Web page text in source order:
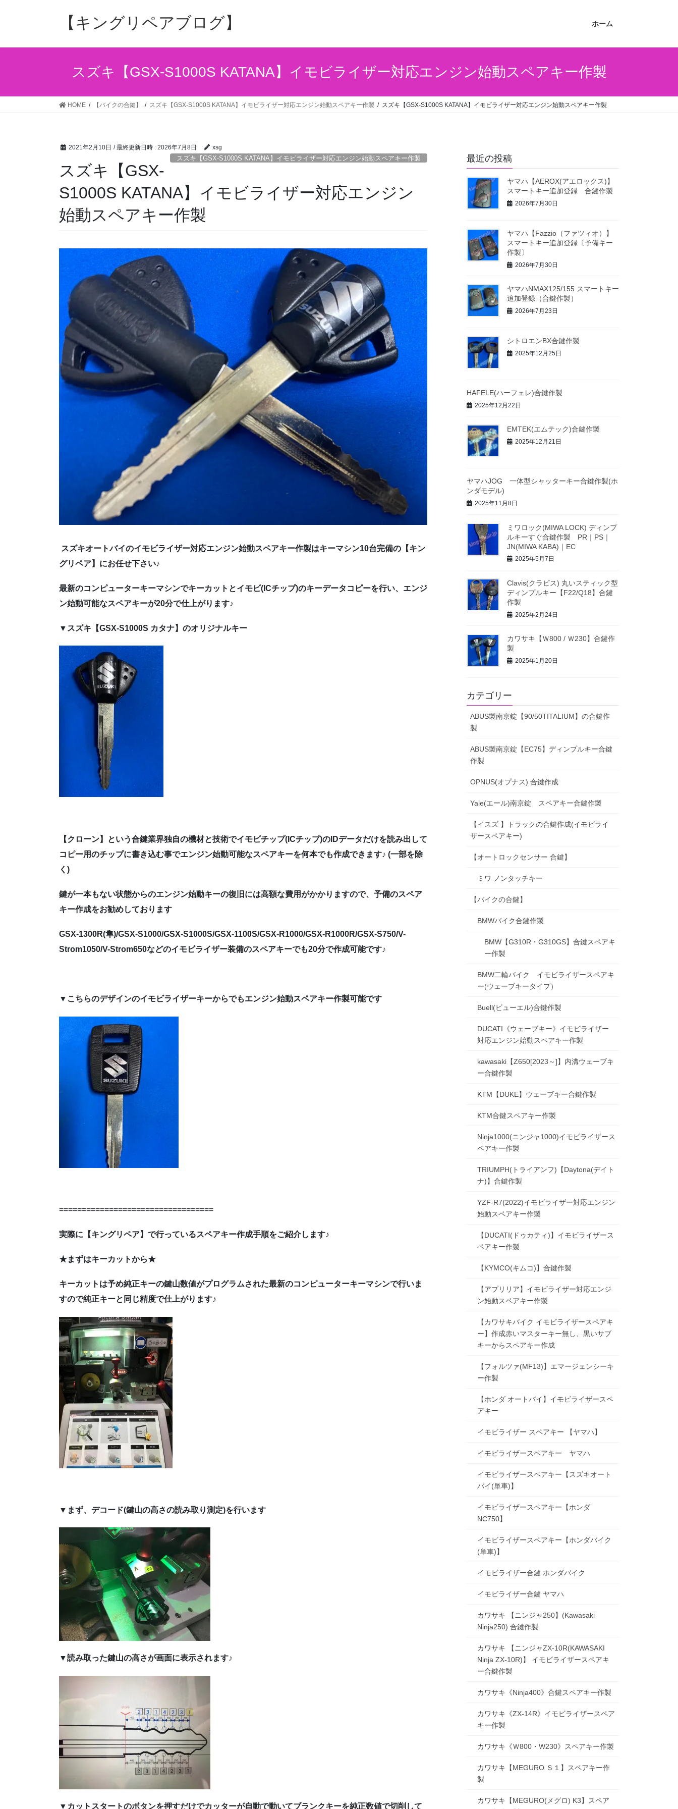
【キングリペアブログ】 ホーム
スズキ【GSX-S1000S KATANA】イモビライザー対応エンジン始動スペアキー作製
HOME 【バイクの合鍵】 スズキ【GSX-S1000S KATANA】イモビライザー対応エンジン始動スペアキー作製 スズキ【GSX-S1000S KATANA】イモビライザー対応エンジン始動スペアキー作製
2021年2月10日 / 最終更新日時 : 2026年7月8日 xsg
スズキ【GSX-S1000S KATANA】イモビライザー対応エンジン始動スペアキー作製
スズキ【GSX-
S1000S KATANA】イモビライザー対応エンジン
始動スペアキー作製
スズキオートバイのイモビライザー対応エンジン始動スペアキー作製はキーマシン10台完備の【キン
グリペア】にお任せ下さい♪
最新のコンピューターキーマシンでキーカットとイモビ(ICチップ)のキーデータコピーを行い、エンジ
ン始動可能なスペアキーが20分で仕上がります♪
▼スズキ【GSX-S1000S カタナ】のオリジナルキー
【クローン】という合鍵業界独自の機材と技術でイモビチップ(ICチップ)のIDデータだけを読み出して
コピー用のチップに書き込む事でエンジン始動可能なスペアキーを何本でも作成できます♪ (一部を除
く)
鍵が一本もない状態からのエンジン始動キーの復旧には高額な費用がかかりますので、予備のスペア
キー作成をお勧めしております
GSX-1300R(隼)/GSX-S1000/GSX-S1000S/GSX-1100S/GSX-R1000/GSX-R1000R/GSX-S750/V-
Strom1050/V-Strom650などのイモビライザー装備のスペアキーでも20分で作成可能です♪
▼こちらのデザインのイモビライザーキーからでもエンジン始動スペアキー作製可能です
==================================
実際に【キングリペア】で行っているスペアキー作成手順をご紹介します♪
★まずはキーカットから★
キーカットは予め純正キーの鍵山数値がプログラムされた最新のコンピューターキーマシンで行いま
すので純正キーと同じ精度で仕上がります♪
▼まず、デコード(鍵山の高さの読み取り測定)を行います
▼読み取った鍵山の高さが画面に表示されます♪
▼カットスタートのボタンを押すだけでカッターが自動で動いてブランクキーを純正数値で切削して
最近の投稿
ヤマハ【AEROX(アエロックス)】
スマートキー追加登録 合鍵作製
2026年7月30日
ヤマハ【Fazzio（ファツィオ）】
スマートキー追加登録〔予備キー
作製〕
2026年7月30日
ヤマハNMAX125/155 スマートキー
追加登録（合鍵作製）
2026年7月23日
シトロエンBX合鍵作製
2025年12月25日
HAFELE(ハーフェレ)合鍵作製
2025年12月22日
EMTEK(エムテック)合鍵作製
2025年12月21日
ヤマハJOG 一体型シャッターキー合鍵作製(ホ
ンダモデル)
2025年11月8日
ミワロック(MIWA LOCK) ディンプ
ルキーすぐ合鍵作製 PR｜PS｜
JN(MIWA KABA)｜EC
2025年5月7日
Clavis(クラビス) 丸いスティック型
ディンプルキー【F22/Q18】合鍵
作製
2025年2月24日
カワサキ【Ｗ800 / Ｗ230】合鍵作
製
2025年1月20日
カテゴリー
ABUS製南京錠【90/50TITALIUM】の合鍵作
製
ABUS製南京錠【EC75】ディンプルキー合鍵
作製
OPNUS(オプナス) 合鍵作成
Yale(エール)南京錠 スペアキー合鍵作製
【イスズ 】トラックの合鍵作成(イモビライ
ザースペアキー)
【オートロックセンサー 合鍵】
ミワ ノンタッチキー
【バイクの合鍵】
BMWバイク合鍵作製
BMW【G310R・G310GS】合鍵スペアキ
ー作製
BMW二輪バイク イモビライザースペアキ
ー(ウェーブキータイプ）
Buell(ビューエル)合鍵作製
DUCATI《ウェーブキー》イモビライザー
対応エンジン始動スペアキー作製
kawasaki【Z650[2023～]】内溝ウェーブキ
ー合鍵作製
KTM【DUKE】ウェーブキー合鍵作製
KTM合鍵スペアキー作製
Ninja1000(ニンジャ1000)イモビライザース
ペアキー作製
TRIUMPH(トライアンフ)【Daytona(デイト
ナ)】合鍵作製
YZF-R7(2022)イモビライザー対応エンジン
始動スペアキー作製
【DUCATI(ドゥカティ)】イモビライザース
ペアキー作製
【KYMCO(キムコ)】合鍵作製
【アプリリア】イモビライザー対応エンジ
ン始動スペアキー作製
【カワサキバイク イモビライザースペアキ
ー】作成赤いマスターキー無し、黒いサブ
キーからスペアキー作成
【フォルツァ(MF13)】エマージェンシーキ
ー作製
【ホンダ オートバイ】イモビライザースペ
アキー
イモビライザー スペアキー 【ヤマハ】
イモビライザースペアキー ヤマハ
イモビライザースペアキー【スズキオート
バイ(単車)】
イモビライザースペアキー【ホンダ
NC750】
イモビライザースペアキー【ホンダバイク
(単車)】
イモビライザー合鍵 ホンダバイク
イモビライザー合鍵 ヤマハ
カワサキ 【ニンジャ250】(Kawasaki
Ninja250) 合鍵作製
カワサキ 【ニンジャZX-10R(KAWASAKI
Ninja ZX-10R)】 イモビライザースペアキ
ー合鍵作製
カワサキ《Ninja400》合鍵スペアキー作製
カワサキ《ZX-14R》イモビライザースペア
キー作製
カワサキ《Ｗ800・W230》スペアキー作製
カワサキ【MEGURO Ｓ１】スペアキー作
製
カワサキ【MEGURO(メグロ) K3】スペア